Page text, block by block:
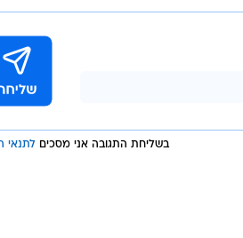
בשליחת התגובה אני מסכים לתנאי